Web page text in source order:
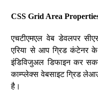
CSS Grid Area
एचटीएमएल वेब डेवलपर
एरिया से आप ग्रिड कंटेनर
इंडिविजुअल डिफाइन कर
काम्प्लेक्स वेबसाइट ग्रिड
है।